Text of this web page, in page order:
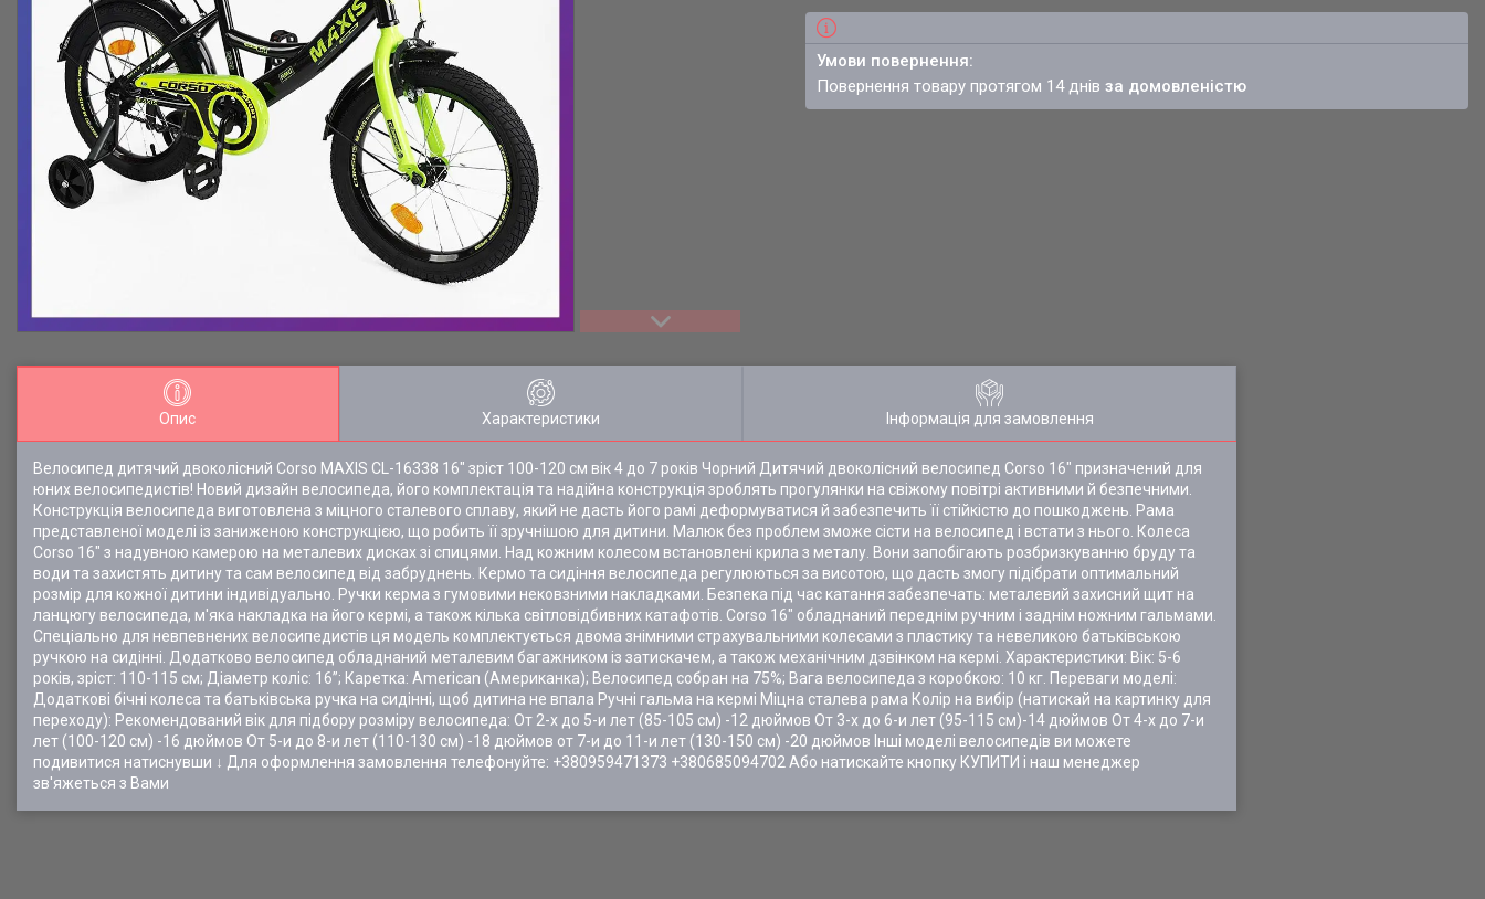
повернення товару протягом 14 днівза домовленістю
Опис Характеристики Інформація для замовлення
Велосипед дитячий двоколісний Corso MAXIS CL-16338 16" зріст 100-120 см вік 4 до 7 років Чорний Дитячий двоколісний велосипед Corso 16" призначений для
юних велосипедистів! Новий дизайн велосипеда, його комплектація та надійна конструкція зроблять прогулянки на свіжому повітрі активними й безпечними.
Конструкція велосипеда виготовлена з міцного сталевого сплаву, який не дасть його рамі деформуватися й забезпечить її стійкістю до пошкоджень. Рама
представленої моделі із заниженою конструкцією, що робить її зручнішою для дитини. Малюк без проблем зможе сісти на велосипед і встати з нього. Колеса
Corso 16" з надувною камерою на металевих дисках зі спицями. Над кожним колесом встановлені крила з металу. Вони запобігають розбризкуванню бруду та
води та захистять дитину та сам велосипед від забруднень. Кермо та сидіння велосипеда регулюються за висотою, що дасть змогу підібрати оптимальний
розмір для кожної дитини індивідуально. Ручки керма з гумовими нековзними накладками. Безпека під час катання забезпечать: металевий захисний щит на
ланцюгу велосипеда, м'яка накладка на його кермі, а також кілька світловідбивних катафотів. Corso 16" обладнаний переднім ручним і заднім ножним гальмами.
Спеціально для невпевнених велосипедистів ця модель комплектується двома знімними страхувальними колесами з пластику та невеликою батьківською
ручкою на сидінні. Додатково велосипед обладнаний металевим багажником із затискачем, а також механічним дзвінком на кермі. Характеристики: Вік: 5-6
років, зріст: 110-115 см; Діаметр коліс: 16”; Каретка: American (Американка); Велосипед собран на 75%; Вага велосипеда з коробкою: 10 кг. Переваги моделі:
Додаткові бічні колеса та батьківська ручка на сидінні, щоб дитина не впала Ручні гальма на кермі Міцна сталева рама Колір на вибір (натискай на картинку для
переходу): Рекомендований вік для підбору розміру велосипеда: От 2-х до 5-и лет (85-105 см) -12 дюймов От 3-х до 6-и лет (95-115 см)-14 дюймов От 4-х до 7-и
лет (100-120 см) -16 дюймов От 5-и до 8-и лет (110-130 см) -18 дюймов от 7-и до 11-и лет (130-150 см) -20 дюймов Інші моделі велосипедів ви можете
подивитися натиснувши ↓ Для оформлення замовлення телефонуйте: +380959471373 +380685094702 Або натискайте кнопку КУПИТИ і наш менеджер
зв'яжеться з Вами